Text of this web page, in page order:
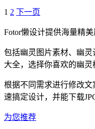
1 2 下一页
Fotor懒设计提供海量精
包括幽灵 图片素材、 幽灵
大全，选择你喜欢的幽灵
根据不同需求进行修改
速搞定设计，并能下载
为您推荐